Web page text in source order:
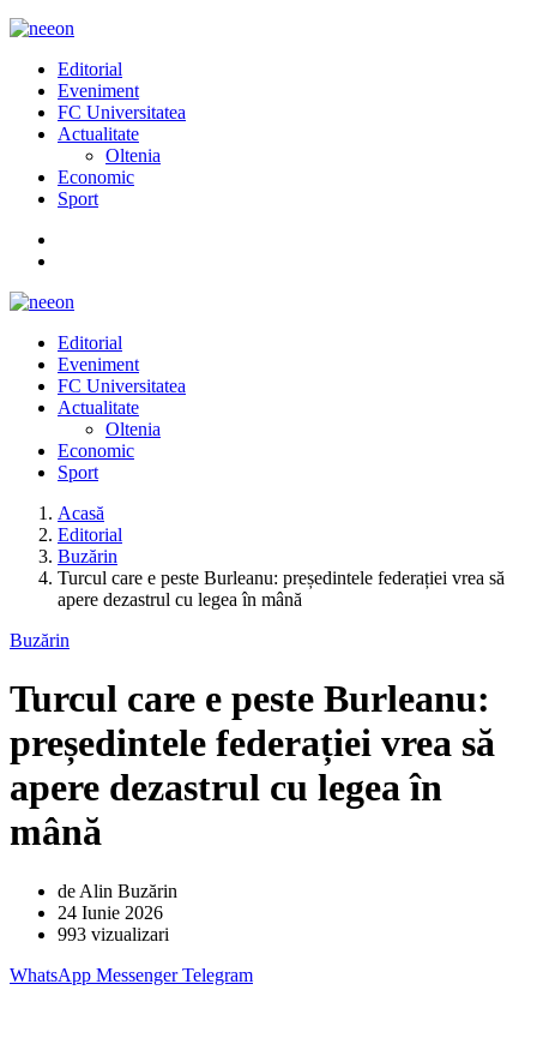
Editorial
Eveniment
FC Universitatea
Actualitate
Oltenia
Economic
Sport
Editorial
Eveniment
FC Universitatea
Actualitate
Oltenia
Economic
Sport
Acasă
Editorial
Buzărin
Turcul care e peste Burleanu: președintele federației vrea să
apere dezastrul cu legea în mână
Buzărin
Turcul care e peste Burleanu:
președintele federației vrea să
apere dezastrul cu legea în
mână
de Alin Buzărin
24 Iunie 2026
993 vizualizari
WhatsApp MessengerTelegram